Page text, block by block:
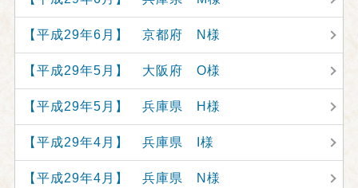
【平成29年6月】 京都府 N様
【平成29年5月】 大阪府 O様
【平成29年5月】 兵庫県 H様
【平成29年4月】 兵庫県 I様
【平成29年4月】 兵庫県 N様